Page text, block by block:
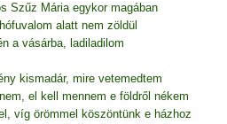
Szűz Mária egykor magában
alatt nem zöldül
a vásárba, ladiladilom
kismadár, mire vetemedtem
el kell mennem e földről nékem
víg örömmel köszöntünk e házhoz